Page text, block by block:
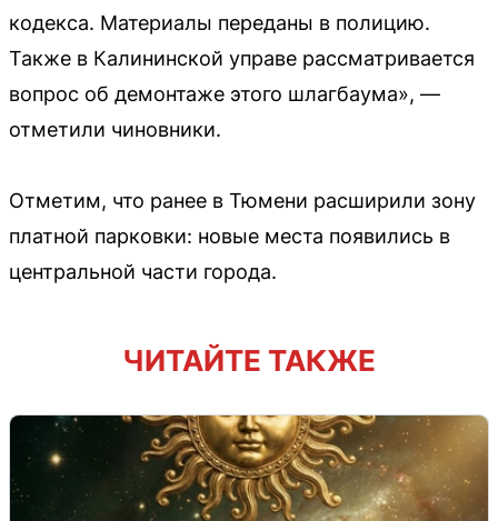
кодекса. Материалы переданы в полицию.
Также в Калининской управе рассматривается
вопрос об демонтаже этого шлагбаума», —
отметили чиновники.
Отметим, что ранее в Тюмени расширили зону
платной парковки: новые места появились в
центральной части города.
ЧИТАЙТЕ ТАКЖЕ